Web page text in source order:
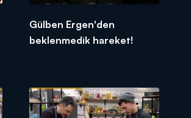
Gülben Ergen'den
beklenmedik hareket!